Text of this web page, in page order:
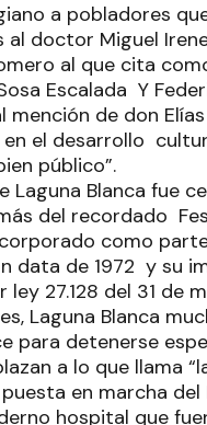
a pobladores
al doctor Miguel
al que cita
Escalada Y
mención de don
el desarrollo
público”.
Laguna Blanca fue
del recordado
como
data de 1972 y su
27.128 del 31 de
Laguna Blanca
para detenerse
a lo que llama
en marcha
hospital que